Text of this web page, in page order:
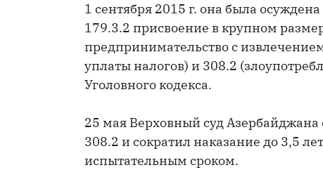
1 сентября 2015 г. она была
179.3.2 присвоение в крупном
предпринимательство с
уплаты налогов) и 308.2
Уголовного кодекса.
25 мая Верховный суд Азербайджана
308.2 и сократил наказание до 3,5
испытательным сроком.